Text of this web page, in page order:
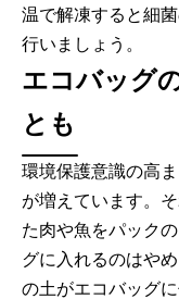
温で解凍すると細
行いましょう。
エコバッグ
とも
環境保護意識の高
が増えています。
た肉や魚をパック
グに入れるのはや
の土がエコバッグ